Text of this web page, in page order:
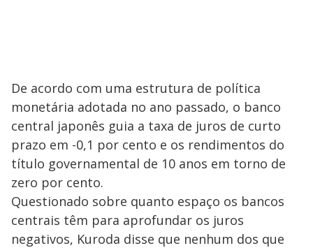
De acordo com uma estrutura de política
monetária adotada no ano passado, o banco
central japonês guia a taxa de juros de curto
prazo em -0,1 por cento e os rendimentos do
título governamental de 10 anos em torno de
zero por cento.
Questionado sobre quanto espaço os bancos
centrais têm para aprofundar os juros
negativos, Kuroda disse que nenhum dos que